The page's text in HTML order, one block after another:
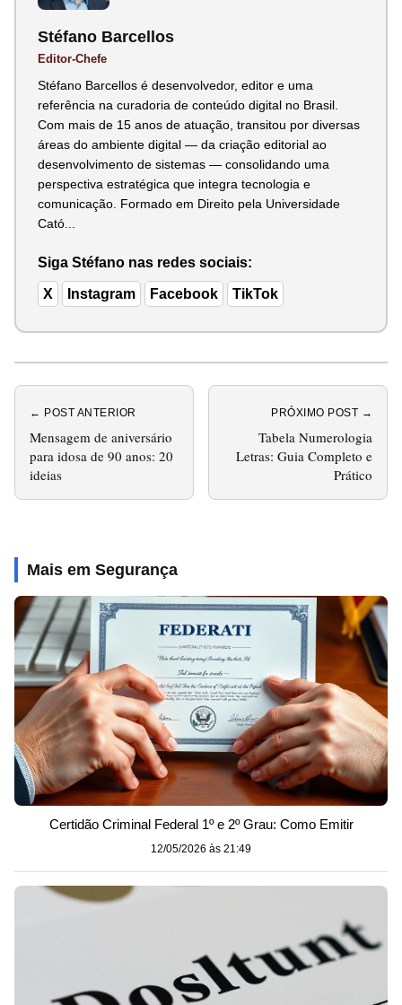
Stéfano Barcellos
Editor-Chefe
Stéfano Barcellos é desenvolvedor, editor e uma
referência na curadoria de conteúdo digital no Brasil.
Com mais de 15 anos de atuação, transitou por diversas
áreas do ambiente digital — da criação editorial ao
desenvolvimento de sistemas — consolidando uma
perspectiva estratégica que integra tecnologia e
comunicação. Formado em Direito pela Universidade
Cató...
Siga Stéfano nas redes sociais:
X Instagram Facebook TikTok
← POST ANTERIOR
Mensagem de aniversário
para idosa de 90 anos: 20
ideias
PRÓXIMO POST →
Tabela Numerologia
Letras: Guia Completo e
Prático
Mais em Segurança
Certidão Criminal Federal 1º e 2º Grau: Como Emitir
12/05/2026 às 21:49